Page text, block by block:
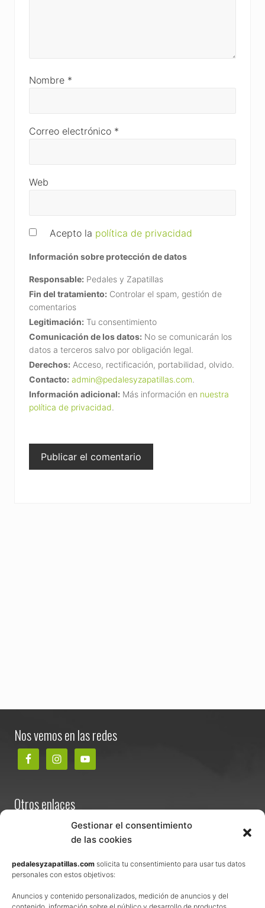
Gestionar el consentimiento
de las cookies
pedalesyzapatillas.com solicita tu consentimiento para usar tus datos
personales con estos objetivos:
Anuncios y contenido personalizados, medición de anuncios y del
Nombre *
Correo electrónico *
Web
Acepto la política de privacidad
Información sobre protección de datos
Responsable: Pedales y Zapatillas
Fin del tratamiento: Controlar el spam, gestión de
comentarios
Legitimación: Tu consentimiento
Comunicación de los datos: No se comunicarán los
datos a terceros salvo por obligación legal.
Derechos: Acceso, rectificación, portabilidad, olvido.
Contacto: admin@pedalesyzapatillas.com.
Información adicional: Más información en nuestra
política de privacidad.
Nos vemos en las redes
Otros enlaces
Términos y condiciones de venta
Política de privacidad
Política de cookies